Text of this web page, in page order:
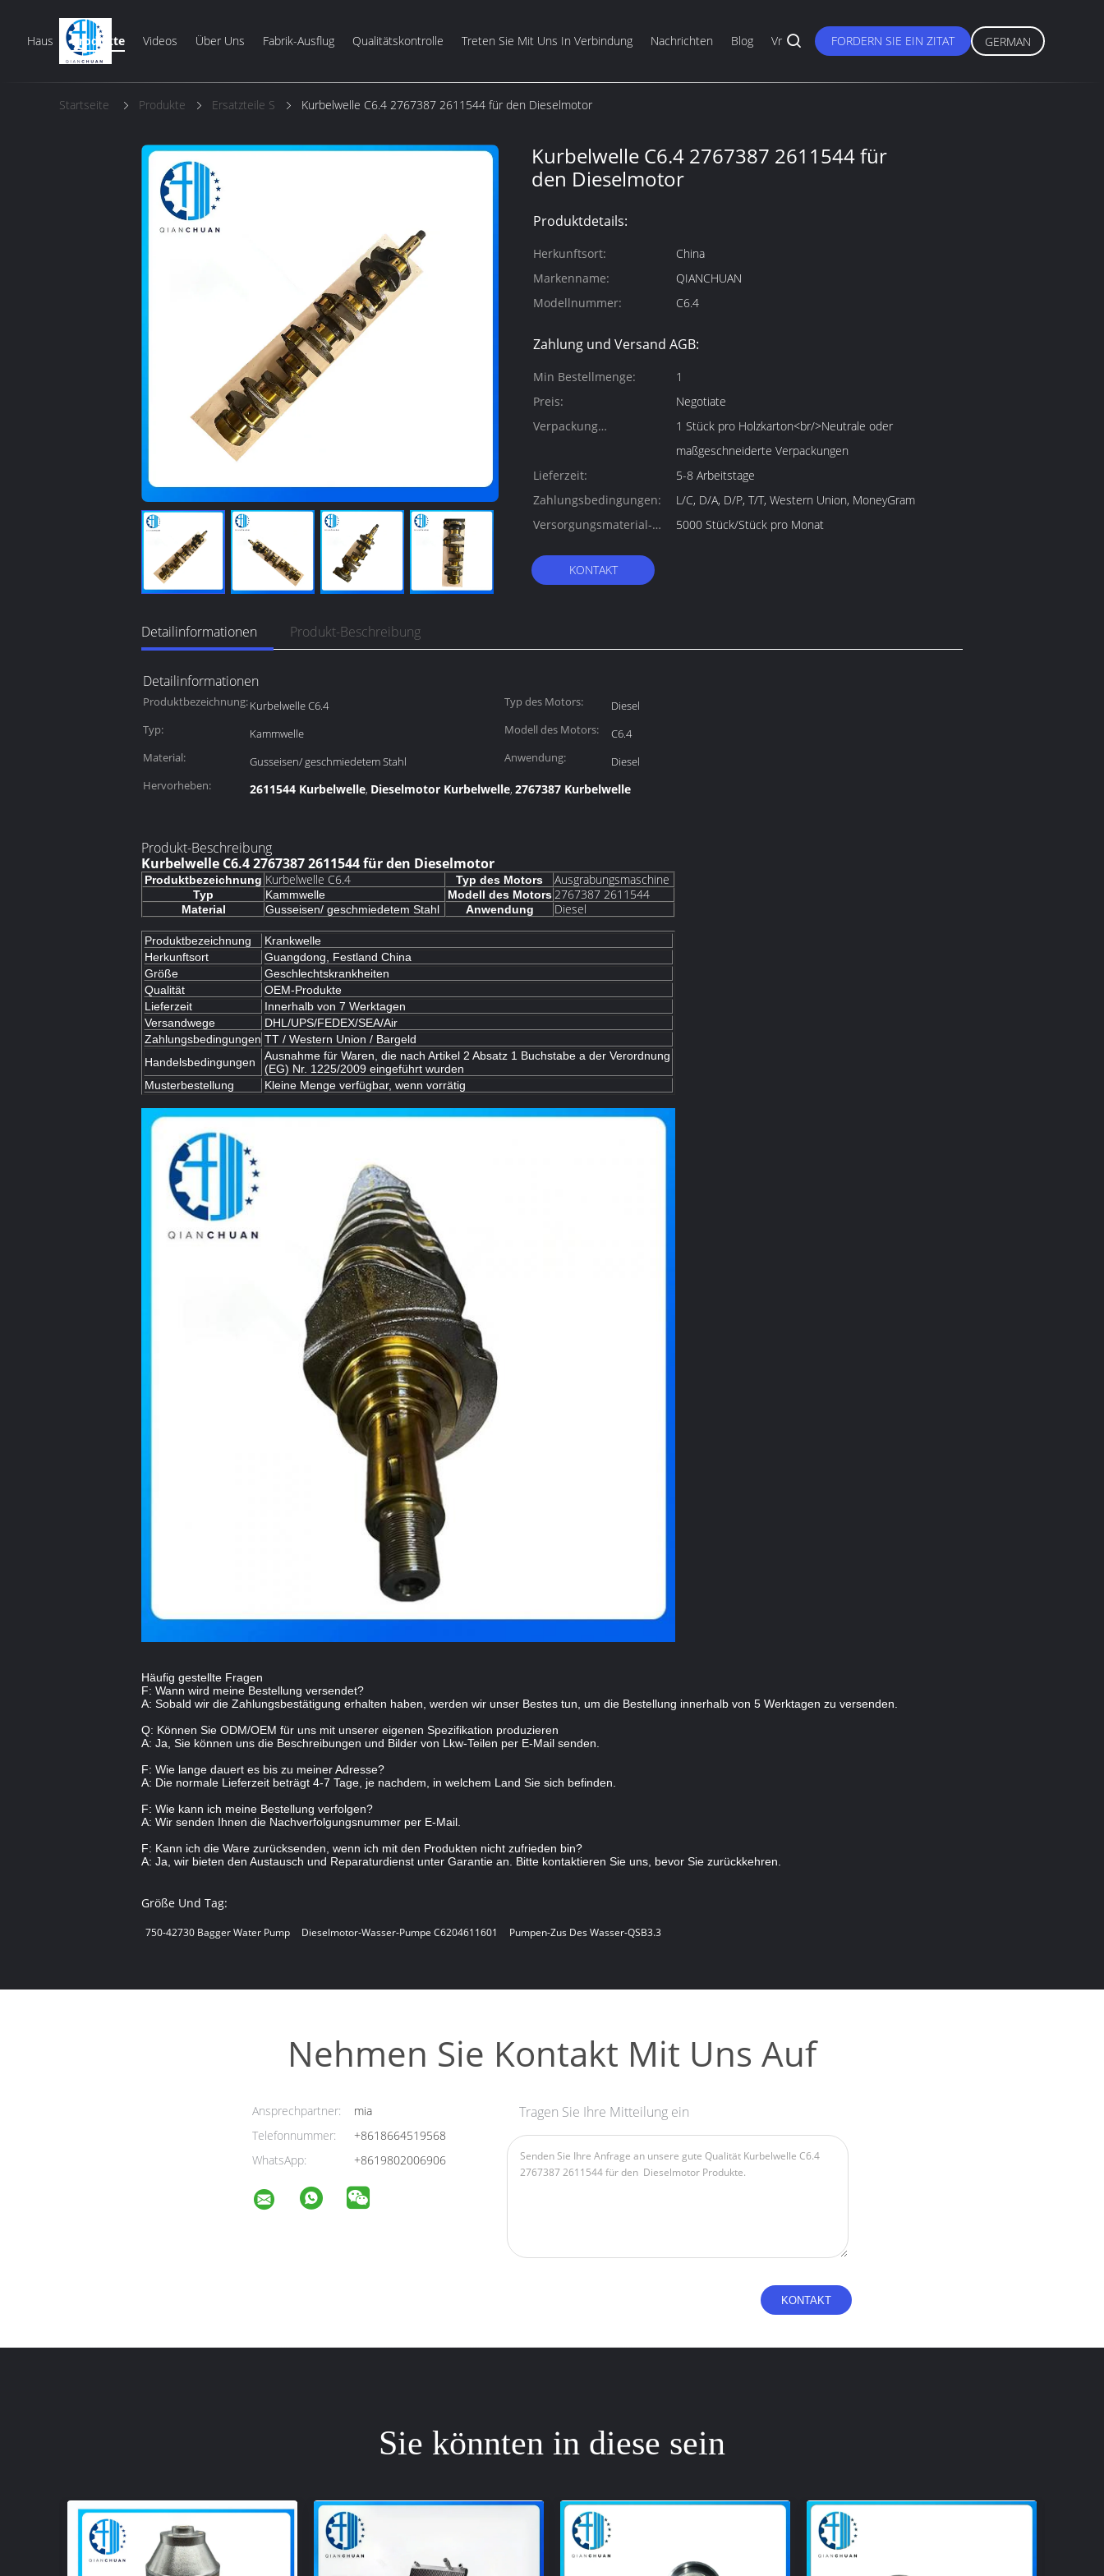
Haus Produkte Videos Über Uns Fabrik-Ausflug Qualitätskontrolle Treten Sie Mit Uns In Verbindung Nachrichten Blog Vr FORDERN SIE EIN ZITAT GERMAN
Startseite Produkte Ersatzteile S Kurbelwelle C6.4 2767387 2611544 für den Dieselmotor
Kurbelwelle C6.4 2767387 2611544 für
den Dieselmotor
Produktdetails:
Herkunftsort:
China
Markenname:
QIANCHUAN
Modellnummer:
C6.4
Zahlung und Versand AGB:
Min Bestellmenge:
1
Preis:
Negotiate
Verpackung
1 Stück pro Holzkarton<br/>Neutrale oder
maßgeschneiderte Verpackungen
Lieferzeit:
5-8 Arbeitstage
Zahlungsbedingungen:
L/C, D/A, D/P, T/T, Western Union, MoneyGram
Versorgungsmaterial-
5000 Stück/Stück pro Monat
KONTAKT
Detailinformationen Produkt-Beschreibung
Detailinformationen
Produktbezeichnung:Kurbelwelle C6.4 Typ des Motors:
Diesel
Typ:
Kammwelle Modell des Motors:
C6.4
Material:
Gusseisen/ geschmiedetem Stahl Anwendung:
Diesel
Hervorheben:
2611544 Kurbelwelle, Dieselmotor Kurbelwelle, 2767387 Kurbelwelle
Produkt-Beschreibung
Kurbelwelle C6.4 2767387 2611544 für den Dieselmotor
Produktbezeichnung Kurbelwelle C6.4 Typ des Motors Ausgrabungsmaschine
Typ Kammwelle Modell des Motors 2767387 2611544
Material Gusseisen/ geschmiedetem Stahl Anwendung Diesel
Produktbezeichnung
Krankwelle
Herkunftsort
Guangdong, Festland China
Größe
Geschlechtskrankheiten
Qualität
OEM-Produkte
Lieferzeit
Innerhalb von 7 Werktagen
Versandwege
DHL/UPS/FEDEX/SEA/Air
Zahlungsbedingungen TT / Western Union / Bargeld
Handelsbedingungen
Ausnahme für Waren, die nach Artikel 2 Absatz 1 Buchstabe a der Verordnung
(EG) Nr. 1225/2009 eingeführt wurden
Musterbestellung
Kleine Menge verfügbar, wenn vorrätig
Häufig gestellte Fragen
F: Wann wird meine Bestellung versendet?
A: Sobald wir die Zahlungsbestätigung erhalten haben, werden wir unser Bestes tun, um die Bestellung innerhalb von 5 Werktagen zu versenden.
Q: Können Sie ODM/OEM für uns mit unserer eigenen Spezifikation produzieren
A: Ja, Sie können uns die Beschreibungen und Bilder von Lkw-Teilen per E-Mail senden.
F: Wie lange dauert es bis zu meiner Adresse?
A: Die normale Lieferzeit beträgt 4-7 Tage, je nachdem, in welchem Land Sie sich befinden.
F: Wie kann ich meine Bestellung verfolgen?
A: Wir senden Ihnen die Nachverfolgungsnummer per E-Mail.
F: Kann ich die Ware zurücksenden, wenn ich mit den Produkten nicht zufrieden bin?
A: Ja, wir bieten den Austausch und Reparaturdienst unter Garantie an. Bitte kontaktieren Sie uns, bevor Sie zurückkehren.
Größe Und Tag:
750-42730 Bagger Water Pump Dieselmotor-Wasser-Pumpe C6204611601 Pumpen-Zus Des Wasser-QSB3.3
Nehmen Sie Kontakt Mit Uns Auf
Ansprechpartner:
mia
Telefonnummer:
+8618664519568
WhatsApp:
+8619802006906
Tragen Sie Ihre Mitteilung ein
Sie könnten in diese sein